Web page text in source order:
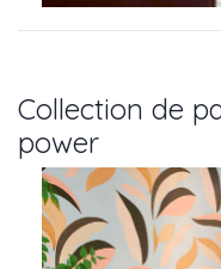
Collection de
power